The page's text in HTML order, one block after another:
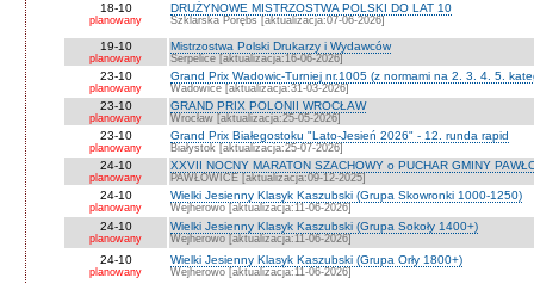
18-10
planowany
DRUŻYNOWE MISTRZOSTWA POLSKI DO LAT 10
Szklarska Porębs [aktualizacja:07-06-2026]
19-10
planowany
Mistrzostwa Polski Drukarzy i Wydawców
Serpelice [aktualizacja:16-06-2026]
23-10
planowany
Grand Prix Wadowic-Turniej nr.1005 (z normami na 2. 3. 4. 5.
Wadowice [aktualizacja:31-03-2026]
23-10
planowany
GRAND PRIX POLONII WROCŁAW
Wrocław [aktualizacja:25-05-2026]
23-10
planowany
Grand Prix Białegostoku "Lato-Jesień 2026" - 12. runda rapid
Białystok [aktualizacja:25-07-2026]
24-10
planowany
XXVII NOCNY MARATON SZACHOWY o PUCHAR GMINY
PAWŁOWICE [aktualizacja:09-12-2025]
24-10
planowany
Wielki Jesienny Klasyk Kaszubski (Grupa Skowronki 1000-1250)
Wejherowo [aktualizacja:11-06-2026]
24-10
planowany
Wielki Jesienny Klasyk Kaszubski (Grupa Sokoły 1400+)
Wejherowo [aktualizacja:11-06-2026]
24-10
planowany
Wielki Jesienny Klasyk Kaszubski (Grupa Orły 1800+)
Wejherowo [aktualizacja:11-06-2026]